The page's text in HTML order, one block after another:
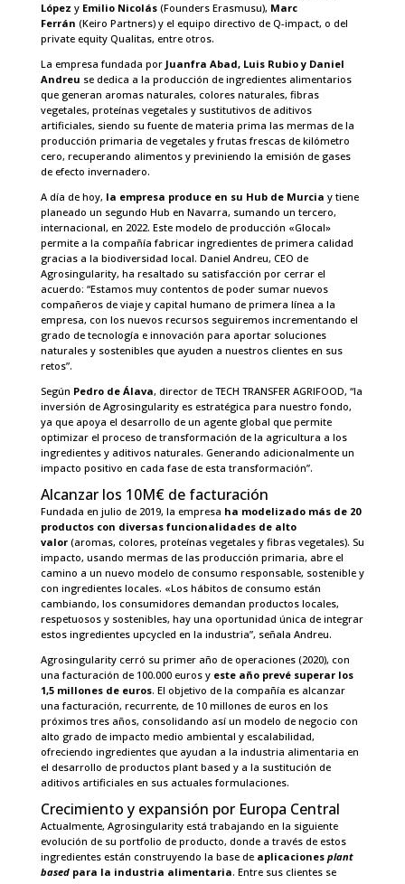
López y Emilio Nicolás(Founders Erasmusu), Marc
Ferrán (Keiro Partners) y el equipo directivo de Q-impact, o del
private equity Qualitas, entre otros.
La empresa fundada por Juanfra Abad, Luis Rubio y Daniel
Andreu se dedica a la producción de ingredientes alimentarios
que generan aromas naturales, colores naturales, fibras
vegetales, proteínas vegetales y sustitutivos de aditivos
artificiales, siendo su fuente de materia prima las mermas de la
producción primaria de vegetales y frutas frescas de kilómetro
cero, recuperando alimentos y previniendo la emisión de gases
de efecto invernadero.
A día de hoy, la empresa produce en su Hub de Murcia y tiene
planeado un segundo Hub en Navarra, sumando un tercero,
internacional, en 2022. Este modelo de producción «Glocal»
permite a la compañía fabricar ingredientes de primera calidad
gracias a la biodiversidad local. Daniel Andreu, CEO de
Agrosingularity, ha resaltado su satisfacción por cerrar el
acuerdo: “Estamos muy contentos de poder sumar nuevos
compañeros de viaje y capital humano de primera línea a la
empresa, con los nuevos recursos seguiremos incrementando el
grado de tecnología e innovación para aportar soluciones
naturales y sostenibles que ayuden a nuestros clientes en sus
retos”.
Según Pedro de Álava, director de TECH TRANSFER AGRIFOOD, “la
inversión de Agrosingularity es estratégica para nuestro fondo,
ya que apoya el desarrollo de un agente global que permite
optimizar el proceso de transformación de la agricultura a los
ingredientes y aditivos naturales. Generando adicionalmente un
impacto positivo en cada fase de esta transformación”.
Alcanzar los 10M€ de facturación
Fundada en julio de 2019, la empresa ha modelizado más de 20
productos con diversas funcionalidades de alto
valor(aromas, colores, proteínas vegetales y fibras vegetales). Su
impacto, usando mermas de las producción primaria, abre el
camino a un nuevo modelo de consumo responsable, sostenible y
con ingredientes locales. «Los hábitos de consumo están
cambiando, los consumidores demandan productos locales,
respetuosos y sostenibles, hay una oportunidad única de integrar
estos ingredientes upcycled en la industria”, señala Andreu.
Agrosingularity cerró su primer año de operaciones (2020), con
una facturación de 100.000 euros y este año prevé superar los
1,5 millones de euros. El objetivo de la compañía es alcanzar
una facturación, recurrente, de 10 millones de euros en los
próximos tres años, consolidando así un modelo de negocio con
alto grado de impacto medio ambiental y escalabilidad,
ofreciendo ingredientes que ayudan a la industria alimentaria en
el desarrollo de productos plant based y a la sustitución de
aditivos artificiales en sus actuales formulaciones.
Crecimiento y expansión por Europa Central
Actualmente, Agrosingularity está trabajando en la siguiente
evolución de su portfolio de producto, donde a través de estos
ingredientes están construyendo la base de aplicaciones plant
basedpara la industria alimentaria. Entre sus clientes se